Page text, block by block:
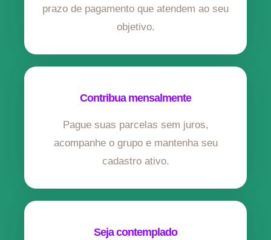
prazo de pagamento que atendem ao seu
objetivo.
Contribua mensalmente
Pague suas parcelas sem juros,
acompanhe o grupo e mantenha seu
cadastro ativo.
Seja contemplado